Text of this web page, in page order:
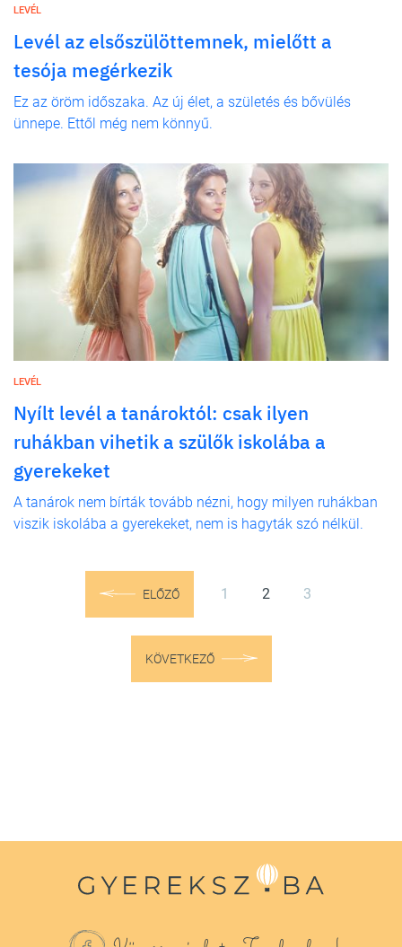
LEVÉL
Levél az elsőszülöttemnek, mielőtt a
tesója megérkezik
Ez az öröm időszaka. Az új élet, a születés és bővülés
ünnepe. Ettől még nem könnyű.
LEVÉL
Nyílt levél a tanároktól: csak ilyen
ruhákban vihetik a szülők iskolába a
gyerekeket
A tanárok nem bírták tovább nézni, hogy milyen ruhákban
viszik iskolába a gyerekeket, nem is hagyták szó nélkül.
ELŐZŐ 1 2 3
KÖVETKEZŐ